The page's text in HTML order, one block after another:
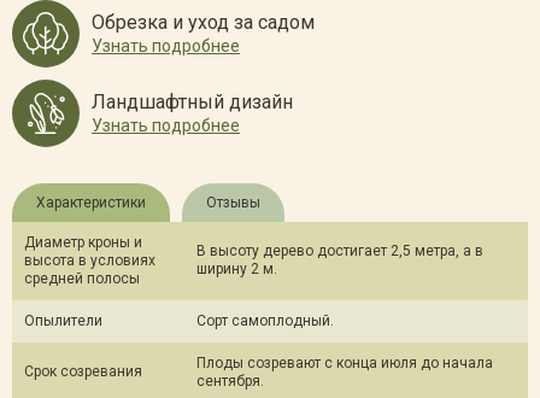
Обрезка и уход за садом
Узнать подробнее
Ландшафтный дизайн
Узнать подробнее
Характеристики Отзывы
Диаметр кроны и
высота в условиях
средней полосы
В высоту дерево достигает 2,5 метра, а в
ширину 2 м.
Опылители Сорт самоплодный.
Срок созревания
Плоды созревают с конца июля до начала
сентября.